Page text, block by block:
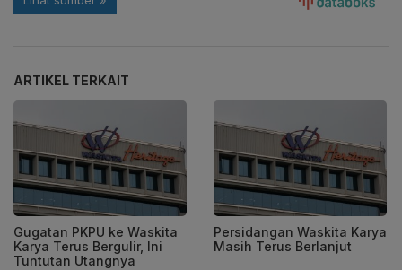
ARTIKEL TERKAIT
Gugatan PKPU ke Waskita
Karya Terus Bergulir, Ini
Tuntutan Utangnya
Persidangan Waskita Karya
Masih Terus Berlanjut